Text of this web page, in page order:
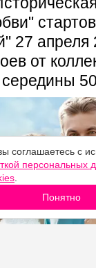
27 апреля
от
соглашаетесь с
персональных
Понятно